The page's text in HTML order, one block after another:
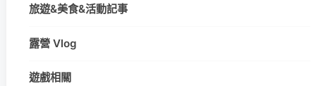
旅遊&美食&活動記事
露營 Vlog
遊戲相關